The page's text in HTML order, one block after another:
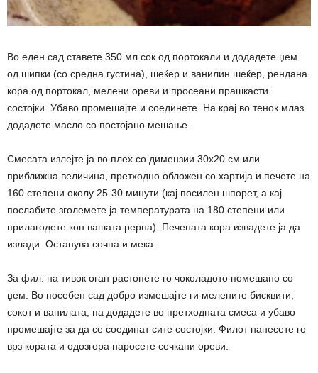
Во еден сад ставете 350 мл сок од портокали и додадете џем
од шипки (со средна густина), шеќер и ванилин шеќер, рендана
кора од портокал, мелени ореви и просеани прашкасти
состојки. Убаво промешајте и соединете. На крај во тенок млаз
додадете масло со постојано мешање.
Смесата излејте ја во плех со димензии 30х20 см или
приближна величина, претходно обложен со хартија и печете на
160 степени околу 25-30 минути (кај посилен шпорет, а кај
послабите зголемете ја температурата на 180 степени или
прилагодете кон вашата рерна). Печената кора извадете ја да
излади. Останува сочна и мека.
За фил: на тивок оган растопете го чоколадото помешано со
џем. Во посебен сад добро измешајте ги мелените бисквити,
сокот и ванилата, па додадете во претходната смеса и убаво
промешајте за да се соединат сите состојки. Филот нанесете го
врз кората и одозгора наросете сечкани ореви.